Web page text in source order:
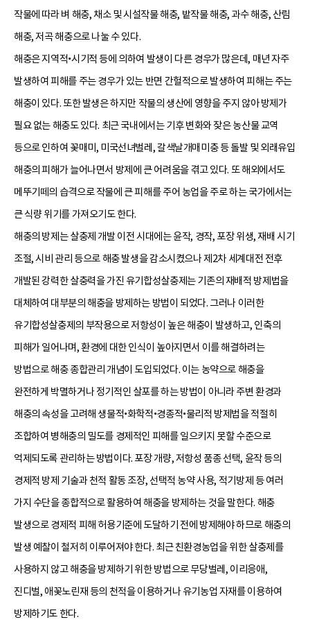
작물에 따라 벼 해충, 채소 및 시설작물 해충, 밭작물 해충, 과수 해충, 산림
해충, 저곡 해충으로 나눌 수 있다.
해충은 지역적•시기적 등에 의하여 발생이 다른 경우가 많은데, 매년 자주
발생하여 피해를 주는 경우가 있는 반면 간헐적으로 발생하여 피해는 주는
해충이 있다. 또한 발생은 하지만 작물의 생산에 영향을 주지 않아 방제가
필요 없는 해충도 있다. 최근 국내에서는 기후 변화와 잦은 농산물 교역
등으로 인하여 꽃매미, 미국선녀벌레, 갈색날개매미충 등 돌발 및 외래유입
해충의 피해가 늘어나면서 방제에 큰 어려움을 겪고 있다. 또 해외에서도
메뚜기떼의 습격으로 작물에 큰 피해를 주어 농업을 주로 하는 국가에서는
큰 식량 위기를 가져오기도 한다.
해충의 방제는 살충제 개발 이전 시대에는 윤작, 경작, 포장 위생, 재배 시기
조절, 시비 관리 등으로 해충 발생을 감소시켰으나 제2차 세계대전 전후
개발된 강력한 살충력을 가진 유기합성살충제는 기존의 재배적 방제법을
대체하여 대부분의 해충을 방제하는 방법이 되었다. 그러나 이러한
유기합성살충제의 부작용으로 저항성이 높은 해충이 발생하고, 인축의
피해가 일어나며, 환경에 대한 인식이 높아지면서 이를 해결하려는
방법으로 해충 종합관리 개념이 도입되었다. 이는 농약으로 해충을
완전하게 박멸하거나 정기적인 살포를 하는 방법이 아니라 주변 환경과
해충의 속성을 고려해 생물적•화학적•경종적•물리적 방제법을 적절히
조합하여 병해충의 밀도를 경제적인 피해를 일으키지 못할 수준으로
억제되도록 관리하는 방법이다. 포장 개량, 저항성 품종 선택, 윤작 등의
경제적 방제 기술과 천적 활동 조장, 선택적 농약 사용, 적기방제 등 여러
가지 수단을 종합적으로 활용하여 해충을 방제하는 것을 말한다. 해충
발생으로 경제적 피해 허용기준에 도달하기 전에 방제해야 하므로 해충의
발생 예찰이 철저히 이루어져야 한다. 최근 친환경농업을 위한 살충제를
사용하지 않고 해충을 방제하기 위한 방법으로 무당벌레, 이리응애,
진디벌, 애꽃노린재 등의 천적을 이용하거나 유기농업 자재를 이용하여
방제하기도 한다.